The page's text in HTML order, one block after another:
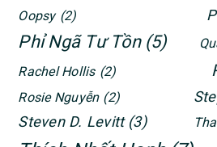
Oopsy (2)
Phỉ Ngã Tư Tồn (5)
Rachel Hollis (2)
Rosie Nguyễn (2)
Steven D. Levitt (3)